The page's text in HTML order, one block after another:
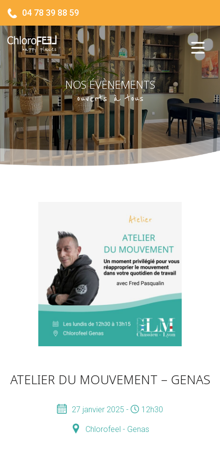
04 78 39 88 59
NOS ÉVÈNEMENTS
ouverts à tous
ATELIER DU MOUVEMENT – GENAS
27 janvier 2025 - 12h30
Chlorofeel - Genas